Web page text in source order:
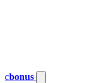
cbonus